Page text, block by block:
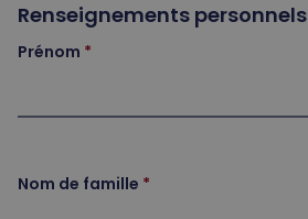
Renseignements personnels
Prénom
Nom de famille